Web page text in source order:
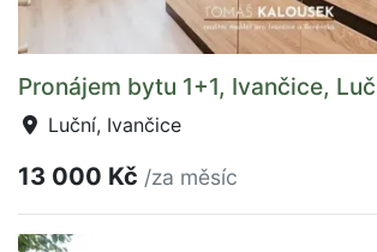
Pronájem bytu 1+1, Ivančice,
Luční, Ivančice
13 000 Kč /za měsíc